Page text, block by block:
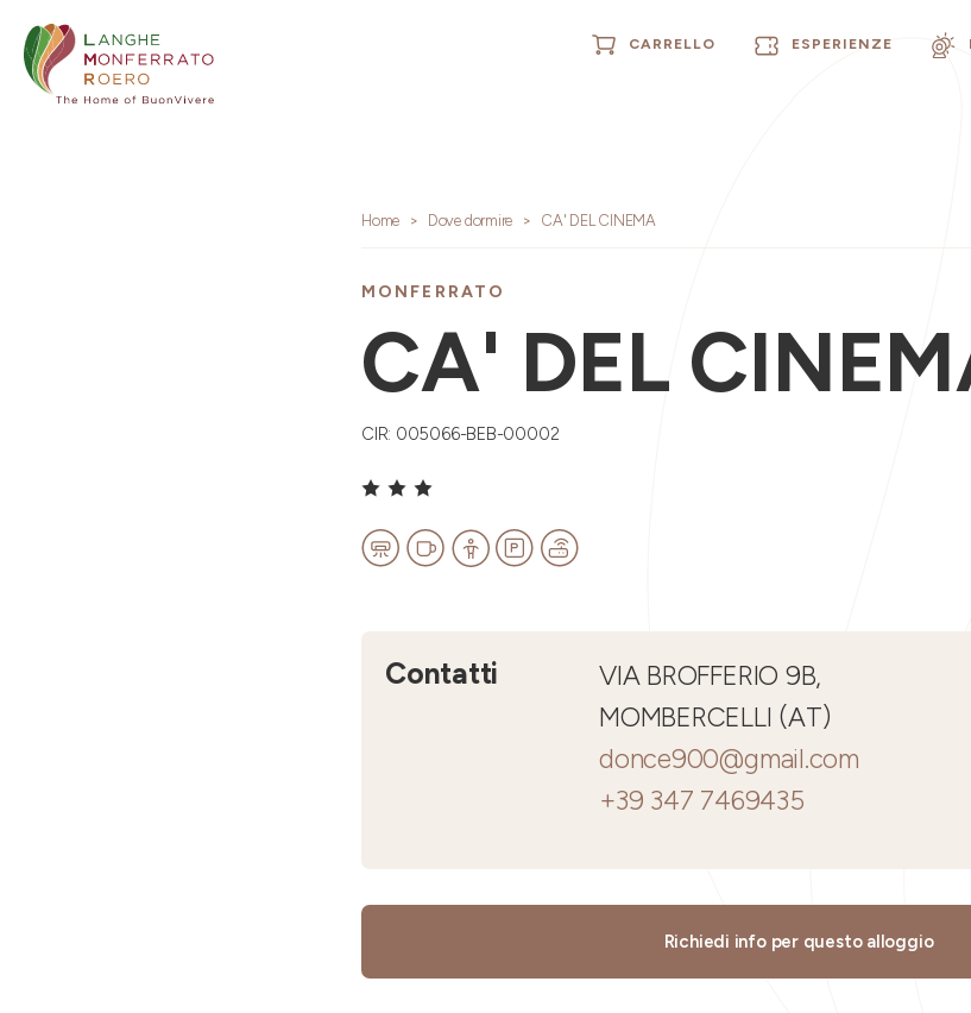
CARRELLO ESPERIENZE
Home Dove dormire CA' DEL CINEMA
MONFERRATO
CA' DEL
CIR: 005066-BEB-00002
Contatti
VIA BROFFERIO 9B,
MOMBERCELLI (AT)
donce900@gmail.com
+39 347 7469435
Richiedi info per questo alloggio